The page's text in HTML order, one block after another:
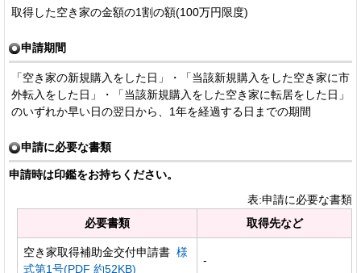
取得した空き家の金額の1割の額(100万円限度)
申請期間
「空き家の新規購入をした日」・「当該新規購入をした空き家に市
外転入をした日」・「当該新規購入をした空き家に転居をした日」
のいずれか早い日の翌日から、1年を経過する日までの期間
申請に必要な書類
申請時は印鑑をお持ちください。
表:申請に必要な書類
必要書類
取得先など
空き家取得補助金交付申請書 様
式第1号(PDF 約52KB)
-